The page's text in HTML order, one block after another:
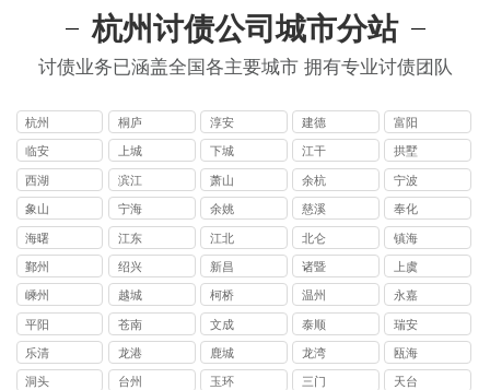
杭州讨债公司城市分站
讨债业务已涵盖全国各主要城市 拥有专业讨债团队
杭州 桐庐 淳安 建德 富阳
临安 上城 下城 江干 拱墅
西湖 滨江 萧山 余杭 宁波
象山 宁海 余姚 慈溪 奉化
海曙 江东 江北 北仑 镇海
鄞州 绍兴 新昌 诸暨 上虞
嵊州 越城 柯桥 温州 永嘉
平阳 苍南 文成 泰顺 瑞安
乐清 龙港 鹿城 龙湾 瓯海
洞头 台州 玉环 三门 天台